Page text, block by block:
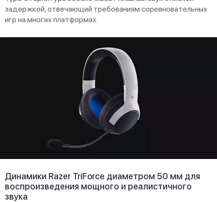
задержкой, отвечающий требованиям соревновательных
игр на многих платформах.
Динамики Razer TriForce диаметром 50 мм для
воспроизведения мощного и реалистичного
звука